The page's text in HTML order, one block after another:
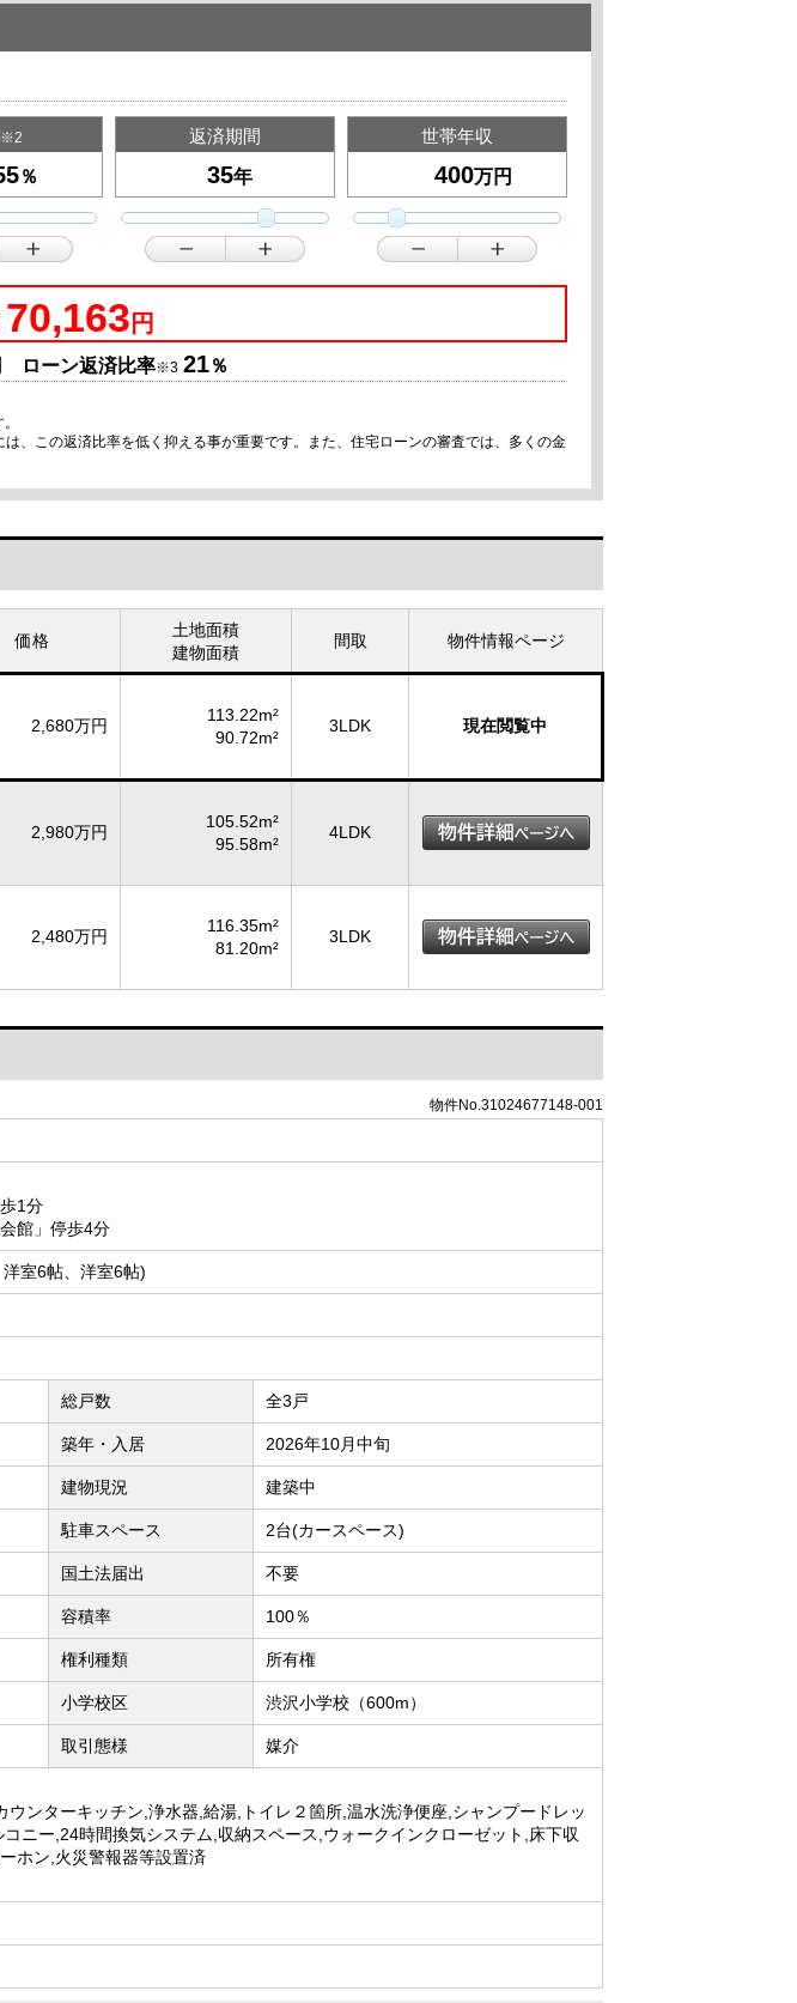
※2
％
返済期間
年
世帯年収
万円
70,163 円
ローン返済比率※3 21％
この返済比率を低く抑える事が重要です。また、住宅ローンの審査では、多くの金
価格
土地面積
建物面積
間取 物件情報ページ
2,680万円
113.22m²
90.72m²
3LDK 現在閲覧中
2,980万円
105.52m²
95.58m²
4LDK
2,480万円
116.35m²
81.20m²
3LDK
物件No.31024677148-001
1分
館」停歩4分
室6帖、洋室6帖)
総戸数 全3戸
築年・入居 2026年10月中旬
建物現況 建築中
駐車スペース 2台(カースペース)
国土法届出 不要
容積率 100％
権利種類 所有権
小学校区 渋沢小学校（600m）
取引態様 媒介
ンターキッチン,浄水器,給湯,トイレ２箇所,温水洗浄便座,シャンプードレッ
ニー,24時間換気システム,収納スペース,ウォークインクローゼット,床下収
ホン,火災警報器等設置済